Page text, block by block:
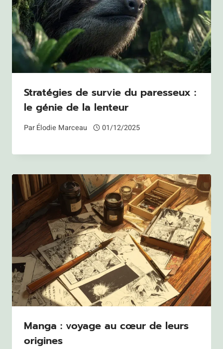
Stratégies de survie du paresseux :
le génie de la lenteur
ParÉlodie Marceau 01/12/2025
Manga : voyage au cœur de leurs
origines